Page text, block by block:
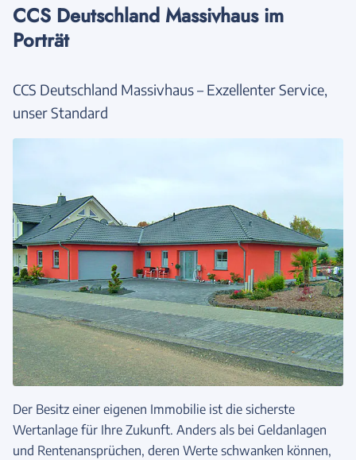
CCS Deutschland Massivhaus im
Porträt
CCS Deutschland Massivhaus – Exzellenter Service,
unser Standard
Der Besitz einer eigenen Immobilie ist die sicherste
Wertanlage für Ihre Zukunft. Anders als bei Geldanlagen
und Rentenansprüchen, deren Werte schwanken können,